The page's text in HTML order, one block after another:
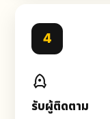
4
รับผู้ติดตาม